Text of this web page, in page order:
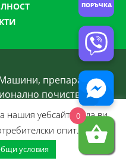
Машини, препарати и
почистване
нашия уебсайт, за да ви
опит.
условия
0
ПОРЪЧКА